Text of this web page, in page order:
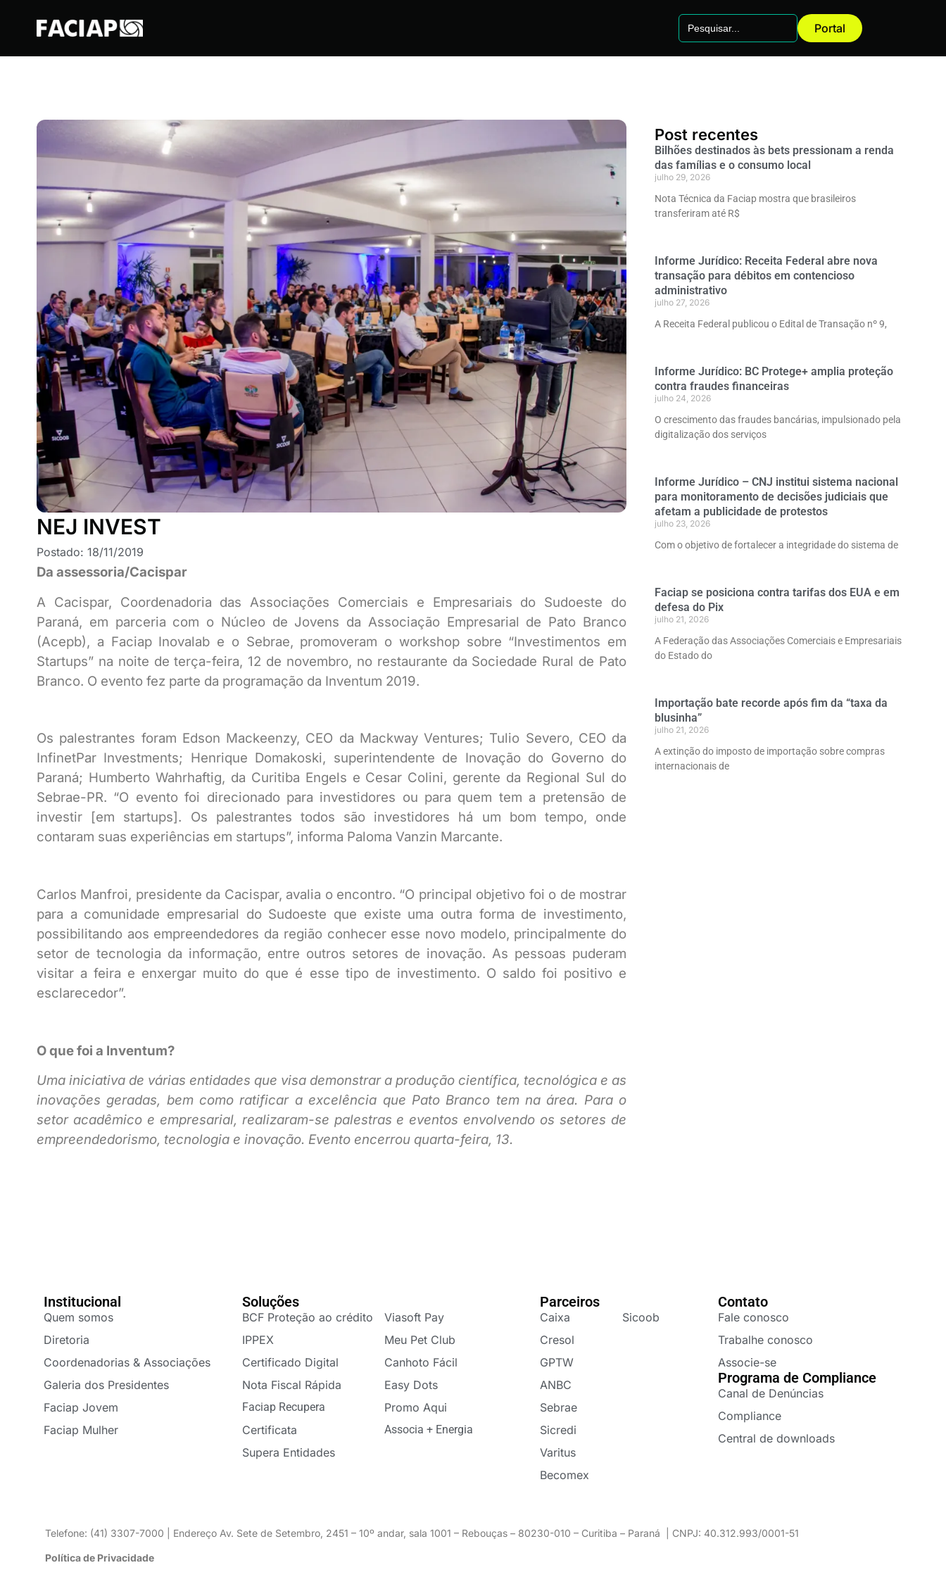
FACIAPE
Search
for:
Portal
NEJ INVEST
Postado: 18/11/2019
Da assessoria/Cacispar
A Cacispar, Coordenadoria das Associações Comerciais e Empresariais do Sudoeste do
Paraná, em parceria com o Núcleo de Jovens da Associação Empresarial de Pato Branco
(Acepb), a Faciap Inovalab e o Sebrae, promoveram o workshop sobre “Investimentos em
Startups” na noite de terça-feira, 12 de novembro, no restaurante da Sociedade Rural de Pato
Branco. O evento fez parte da programação da Inventum 2019.
Os palestrantes foram Edson Mackeenzy, CEO da Mackway Ventures; Tulio Severo, CEO da
InfinetPar Investments; Henrique Domakoski, superintendente de Inovação do Governo do
Paraná; Humberto Wahrhaftig, da Curitiba Engels e Cesar Colini, gerente da Regional Sul do
Sebrae-PR. “O evento foi direcionado para investidores ou para quem tem a pretensão de
investir [em startups]. Os palestrantes todos são investidores há um bom tempo, onde
contaram suas experiências em startups”, informa Paloma Vanzin Marcante.
Carlos Manfroi, presidente da Cacispar, avalia o encontro. “O principal objetivo foi o de mostrar
para a comunidade empresarial do Sudoeste que existe uma outra forma de investimento,
possibilitando aos empreendedores da região conhecer esse novo modelo, principalmente do
setor de tecnologia da informação, entre outros setores de inovação. As pessoas puderam
visitar a feira e enxergar muito do que é esse tipo de investimento. O saldo foi positivo e
esclarecedor”.
O que foi a Inventum?
Uma iniciativa de várias entidades que visa demonstrar a produção científica, tecnológica e as
inovações geradas, bem como ratificar a excelência que Pato Branco tem na área. Para o
setor acadêmico e empresarial, realizaram-se palestras e eventos envolvendo os setores de
empreendedorismo, tecnologia e inovação. Evento encerrou quarta-feira, 13.
Post recentes
Bilhões destinados às bets pressionam a renda
das famílias e o consumo local
julho 29, 2026
Nota Técnica da Faciap mostra que brasileiros
transferiram até R$
Informe Jurídico: Receita Federal abre nova
transação para débitos em contencioso
administrativo
julho 27, 2026
A Receita Federal publicou o Edital de Transação nº 9,
Informe Jurídico: BC Protege+ amplia proteção
contra fraudes financeiras
julho 24, 2026
O crescimento das fraudes bancárias, impulsionado pela
digitalização dos serviços
Informe Jurídico – CNJ institui sistema nacional
para monitoramento de decisões judiciais que
afetam a publicidade de protestos
julho 23, 2026
Com o objetivo de fortalecer a integridade do sistema de
Faciap se posiciona contra tarifas dos EUA e em
defesa do Pix
julho 21, 2026
A Federação das Associações Comerciais e Empresariais
do Estado do
Importação bate recorde após fim da “taxa da
blusinha”
julho 21, 2026
A extinção do imposto de importação sobre compras
internacionais de
Institucional
Quem somos
Diretoria
Coordenadorias & Associações
Galeria dos Presidentes
Faciap Jovem
Faciap Mulher
Soluções
BCF Proteção ao crédito
IPPEX
Certificado Digital
Nota Fiscal Rápida
Faciap Recupera
Certificata
Supera Entidades
Viasoft Pay
Meu Pet Club
Canhoto Fácil
Easy Dots
Promo Aqui
Associa + Energia
Parceiros
Caixa
Cresol
GPTW
ANBC
Sebrae
Sicredi
Varitus
Becomex
Sicoob
Contato
Fale conosco
Trabalhe conosco
Associe-se
Programa de Compliance
Canal de Denúncias
Compliance
Central de downloads
Telefone: (41) 3307-7000 | Endereço Av. Sete de Setembro, 2451 – 10º andar, sala 1001 – Rebouças – 80230-010 – Curitiba – Paraná | CNPJ: 40.312.993/0001-51
Política de Privacidade